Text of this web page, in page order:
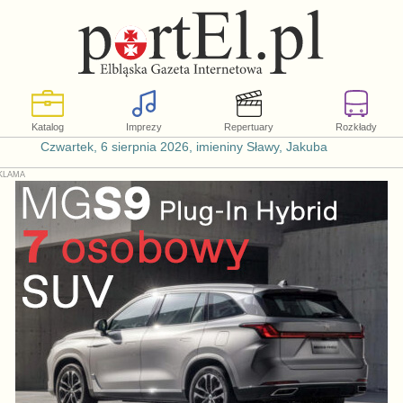
Katalog Imprezy Repertuary Rozkłady
Czwartek, 6 sierpnia 2026, imieniny Sławy, Jakuba